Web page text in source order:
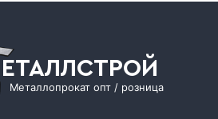
ЕТАЛЛСТРОЙ
Металлопрокат опт / розница